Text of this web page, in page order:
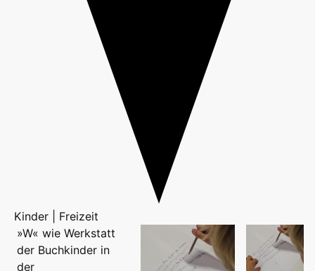
Kinder | Freizeit
»W« wie Werkstatt
der Buchkinder in
der